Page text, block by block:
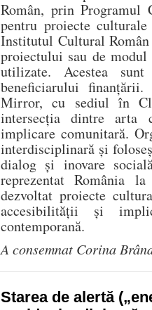
Român, prin Programul
pentru proiecte
Institutul Cultural
proiectului sau de
utilizate. Acestea
beneficiarului
Mirror, cu sediul în
intersecția dintre arta
implicare comunitară.
interdisciplinară și
dialog și inovare
reprezentat România
dezvoltat proiecte
accesibilității și
contemporană.
A consemnat Corina
Starea de alertă